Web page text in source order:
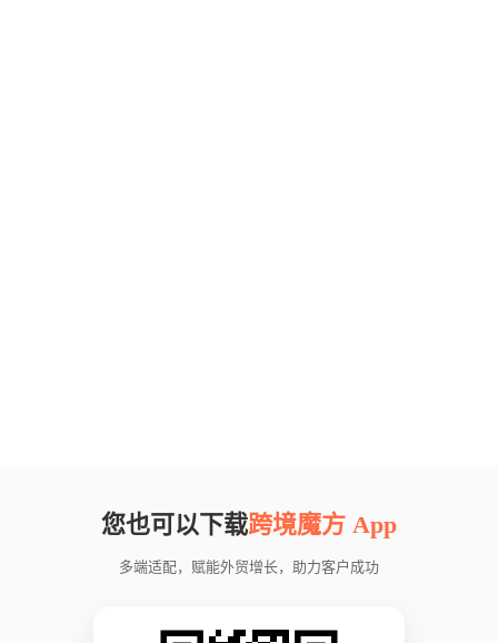
您也可以下载跨境魔方 App
多端适配，赋能外贸增长，助力客户成功